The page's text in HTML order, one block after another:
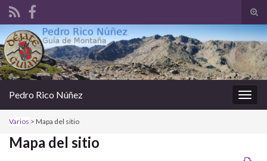
el
de
Search for:
la
Pedro Rico Núñez
Varios > Mapa del sitio
Mapa del sitio